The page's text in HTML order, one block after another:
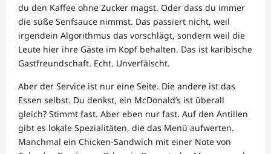
du den Kaffee ohne Zucker magst. Oder dass du immer
die süße Senfsauce nimmst. Das passiert nicht, weil
irgendein Algorithmus das vorschlägt, sondern weil die
Leute hier ihre Gäste im Kopf behalten. Das ist karibische
Gastfreundschaft. Echt. Unverfälscht.
Aber der Service ist nur eine Seite. Die andere ist das
Essen selbst. Du denkst, ein McDonald’s ist überall
gleich? Stimmt fast. Aber eben nur fast. Auf den Antillen
gibt es lokale Spezialitäten, die das Menü aufwerten.
Manchmal ein Chicken-Sandwich mit einer Note von